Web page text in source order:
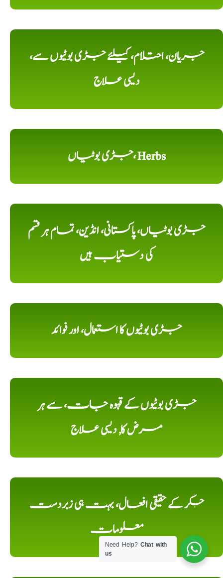
جریان، احتلام، کیلئے جڑی بوٹیوں سے،
دیسی علاج
جڑی بوٹیاں، Herbs
جڑی بوٹیاں، پاکستانی، انڈین، تمام ہر قسم
کی دستیاب ہیں
جڑی بوٹیوں کا استعمال، اور فوائد
جڑی بوٹیوں کے قہوہ جات، سے ہر
مرض کا, دیسی علاج
جگر کے حقیقی افعال، بہت ہی زبردست
معلومات
Need Help?Chat with
us